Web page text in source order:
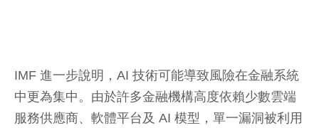
IMF 進一步說明，AI 技術可能導致風險在金融系統
中更為集中。由於許多金融機構高度依賴少數雲端
服務供應商、軟體平台及 AI 模型，單一漏洞被利用